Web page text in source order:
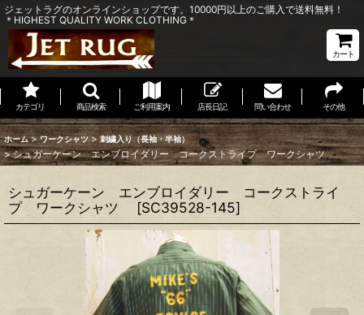
ジェットラグのオンラインショップです。10000円以上のご購入で送料無料！
＊HIGHEST QUALITY WORK CLOTHING＊
カート
カテゴリ 商品検索 ご利用案内 店長日記 問い合わせ その他
ホーム > ワークシャツ > 刺繍入り（長袖・半袖）
> シュガーケーン エンブロイダリー コークストライプ ワークシャツ
シュガーケーン エンブロイダリー コークストライ
プ ワークシャツ
[SC39528-145]